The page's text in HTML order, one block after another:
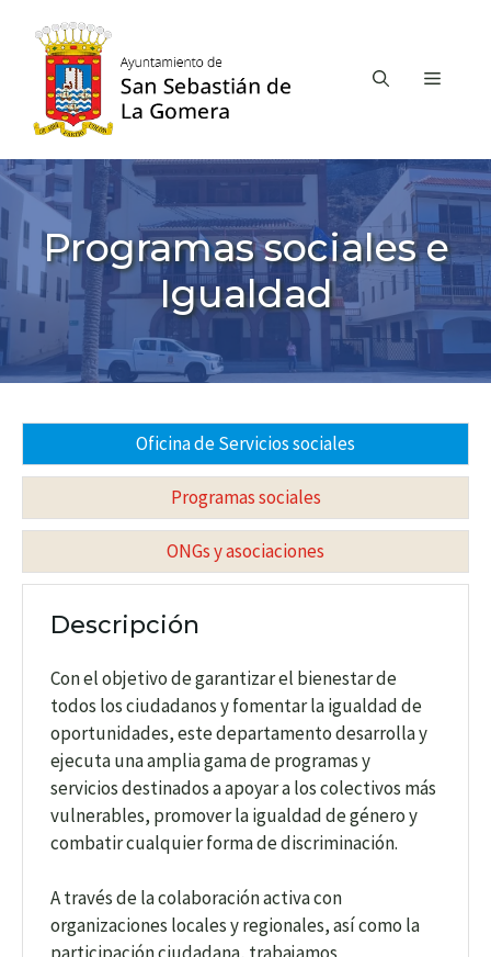
contenido
Programas sociales e
Igualdad
Oficina de Servicios sociales
Programas sociales
ONGs y asociaciones
Descripción
Con el objetivo de garantizar el bienestar de
todos los ciudadanos y fomentar la igualdad de
oportunidades, este departamento desarrolla y
ejecuta una amplia gama de programas y
servicios destinados a apoyar a los colectivos más
vulnerables, promover la igualdad de género y
combatir cualquier forma de discriminación.
A través de la colaboración activa con
organizaciones locales y regionales, así como la